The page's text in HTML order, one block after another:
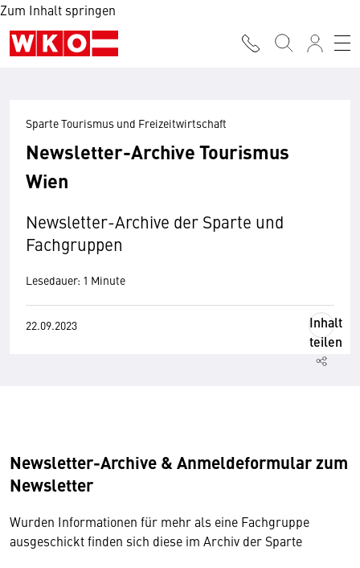
Zum Inhalt springen
Sparte Tourismus und Freizeitwirtschaft
Newsletter-Archive Tourismus
Wien
Newsletter-Archive der Sparte und
Fachgruppen
Lesedauer: 1 Minute
22.09.2023
Inhalt
teilen
Newsletter-Archive & Anmeldeformular zum
Newsletter
Wurden Informationen für mehr als eine Fachgruppe
ausgeschickt finden sich diese im Archiv der Sparte